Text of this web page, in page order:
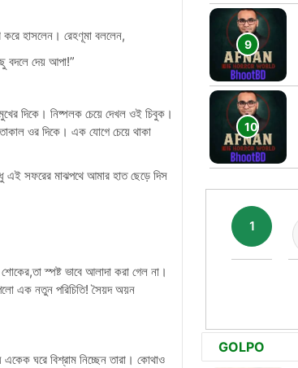
করে হাসলেন। রেহণূমা বললেন,
বদলে দেয় আপা!”
দিকে। নিষ্পলক চেয়ে দেখল ওই চিবুক।
ওর দিকে। এক যোগে চেয়ে থাকা
সফরের মাঝপথে আমার হাত ছেড়ে দিস
স্পষ্ট ভাবে আলাদা করা গেল না।
এক নতুন পরিচিতি! সৈয়দ অয়ন
ঘরে বিশ্রাম নিচ্ছেন তারা। কোথাও
1
GOLPO